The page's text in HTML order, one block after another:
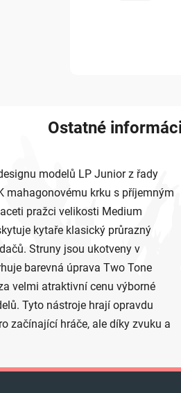
Ostatné
modelů LP Junior z řady
mahagonovému krku s příjemným
pražci velikosti Medium
kytaře klasický průrazný
Struny jsou ukotveny v
barevná úprava Two Tone
velmi atraktivní cenu výborné
Tyto nástroje hrají opravdu
začínající hráče, ale díky zvuku a